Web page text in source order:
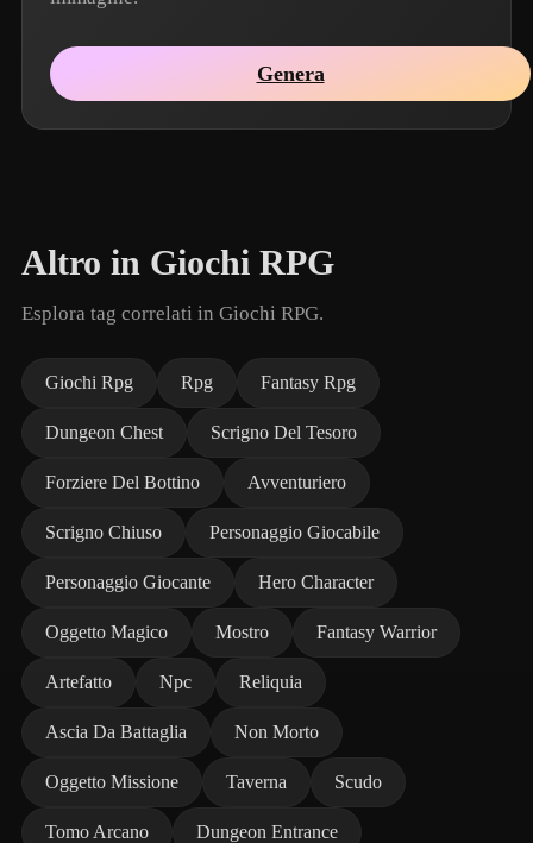
Genera
Altro in Giochi RPG
Esplora tag correlati in Giochi RPG.
Giochi Rpg Rpg Fantasy Rpg
Dungeon Chest Scrigno Del Tesoro
Forziere Del Bottino Avventuriero
Scrigno Chiuso Personaggio Giocabile
Personaggio Giocante Hero Character
Oggetto Magico Mostro Fantasy Warrior
Artefatto Npc Reliquia
Ascia Da Battaglia Non Morto
Oggetto Missione Taverna Scudo
Tomo Arcano Dungeon Entrance